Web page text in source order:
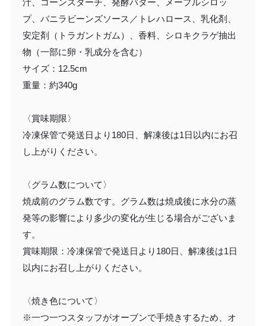
プ、バニラビーンズソース／トレハロース、乳化剤、
安定剤（トラガントガム）、香料、シロキクラゲ抽出
物（一部に卵・乳成分を含む）
サイズ：12.5cm
重量：約340g
〈賞味期限〉
冷凍保管で発送日より180日、解凍後は1日以内にお召
し上がりください。
〈グラム数について〉
焼成前のグラム数です。グラム数は焼成後に水分の蒸
発等の影響により多少の変化が生じる場合がございま
す。
賞味期限：冷凍保管で発送日より180日、解凍後は1日
以内にお召し上がりください。
〈焼き色について〉
※一つ一つスタッフがオーブンで手焼きするため、オ